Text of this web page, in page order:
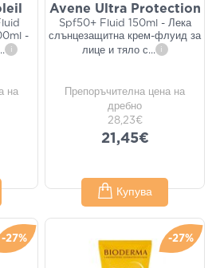
-
i
на
Avene Ultra Protection
Spf50+ Fluid 150ml - Лека
слънцезащитна крем-флуид за
лице и тяло с... i
Препоръчителна цена на
дребно
28,23€
21,45€
Купува
-27% -27%